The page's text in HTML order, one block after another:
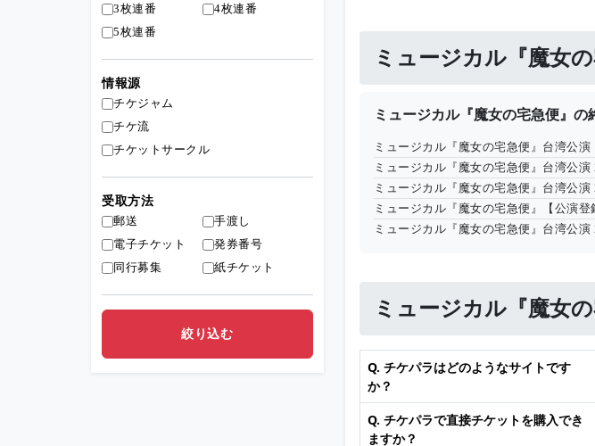
ミュージカル『魔女
ミュージカル『魔女の宅急便』
ミュージカル『魔女の宅急便』台湾公演
ミュージカル『魔女の宅急便』台湾公演
ミュージカル『魔女の宅急便』台湾公演
ミュージカル『魔女の宅急便』【公演登
ミュージカル『魔女の宅急便』台湾公演
ミュージカル『魔女
Q. チケパラはどのようなサイトです
か？
Q. チケパラで直接チケットを購入でき
ますか？
3枚連番
4枚連番
5枚連番
情報源
チケジャム
チケ流
チケットサークル
受取方法
郵送
手渡し
電子チケット
発券番号
同行募集
紙チケット